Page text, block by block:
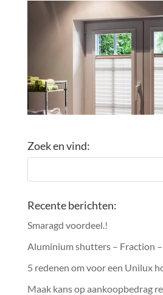
Zoek en vind:
Recente berichten:
Smaragd voordeel.!
Aluminium shutters – Fraction
5 redenen om voor een Unilux
Maak kans op aankoopbedrag